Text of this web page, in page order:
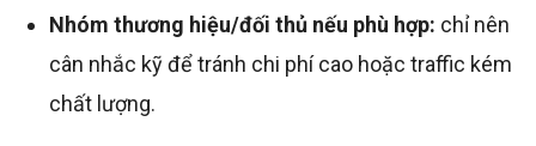
Nhóm thương hiệu/đối thủ nếu phù hợp: chỉ nên
cân nhắc kỹ để tránh chi phí cao hoặc traffic kém
chất lượng.